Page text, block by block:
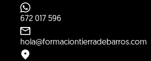
672 017 596
hola@formaciontierradebarros.com